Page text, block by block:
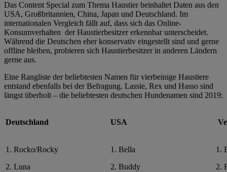
Das Content Special zum Thema Haustier beinhaltet Daten aus den
USA, Großbritannien, China, Japan und Deutschland. Im
internationalen Vergleich fällt auf, dass sich das Online-
Konsumverhalten der Haustierbesitzer erkennbar unterscheidet.
Während die Deutschen eher konservativ eingestellt sind und gerne
offline bleiben, probieren sich Haustierbesitzer in anderen Ländern
gerne aus.
Eine Rangliste der beliebtesten Namen für vierbeinige Haustiere
entstand ebenfalls bei der Befragung. Lassie, Rex und Hasso sind
längst überholt – die beliebtesten deutschen Hundenamen sind 2019:
Deutschland USA
1. Rocko/Rocky
2. Luna
1. Bella
2. Buddy
1.
2.